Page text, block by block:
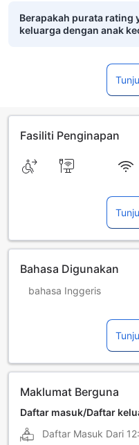
Berapakah purata rating
keluarga dengan anak
Fasiliti Penginapan
Bahasa Digunakan
bahasa Inggeris
Nepali
Maklumat Berguna
Daftar masuk/Daftar
Daftar Masuk Dari